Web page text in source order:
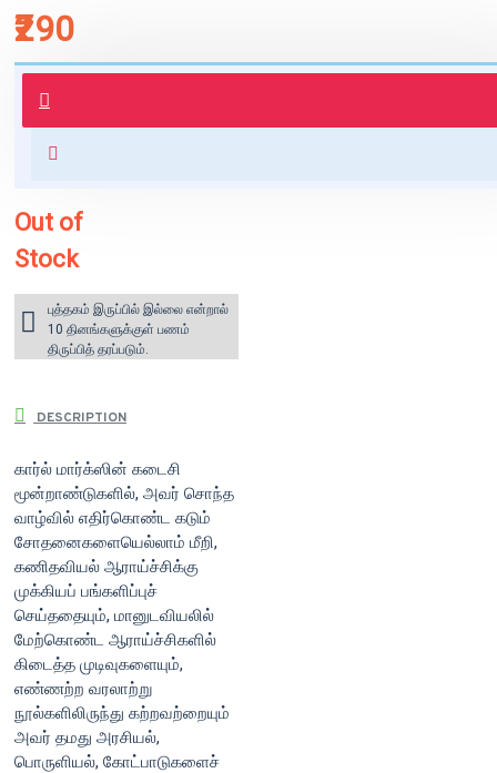
₹290
புத்தகம் 3 - 7 நாட்களில் அனுப்பி
வைக்கப்படும்.
for orders above ₹1000 within
Out of
Stock
புத்தகம் இருப்பில் இல்லை என்றால்
10 தினங்களுக்குள் பணம்
திருப்பித் தரப்படும்.
DESCRIPTION
கார்ல் மார்க்ஸின் கடைசி
மூன்றாண்டுகளில், அவர் சொந்த
வாழ்வில் எதிர்கொண்ட கடும்
சோதனைகளையெல்லாம் மீறி,
கணிதவியல் ஆராய்ச்சிக்கு
முக்கியப் பங்களிப்புச்
செய்ததையும், மானுடவியலில்
மேற்கொண்ட ஆராய்ச்சிகளில்
கிடைத்த முடிவுகளையும்,
எண்ணற்ற வரலாற்று
நூல்களிலிருந்து கற்றவற்றையும்
அவர் தமது அரசியல்,
பொருளியல், கோட்பாடுகளைச்